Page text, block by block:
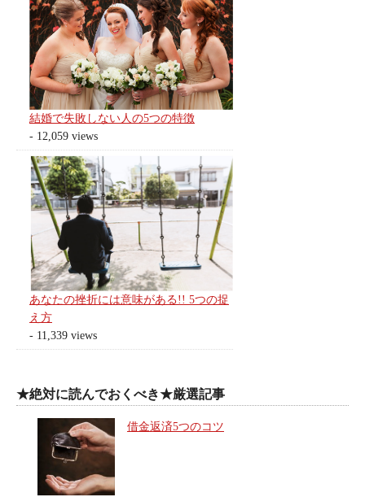
結婚で失敗しない人の5つの特徴
- 12,059 views
あなたの挫折には意味がある!! 5つの捉
え方
- 11,339 views
★絶対に読んでおくべき★厳選記事
借金返済5つのコツ